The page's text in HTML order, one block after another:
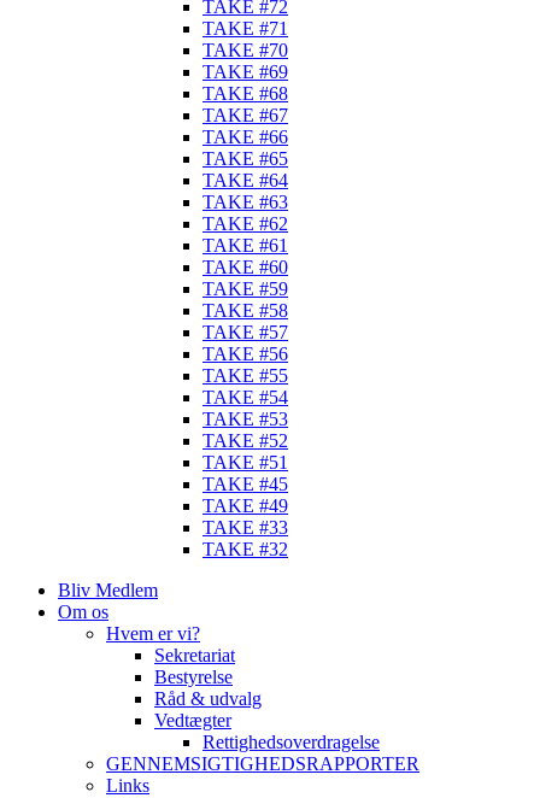
TAKE #72
TAKE #71
TAKE #70
TAKE #69
TAKE #68
TAKE #67
TAKE #66
TAKE #65
TAKE #64
TAKE #63
TAKE #62
TAKE #61
TAKE #60
TAKE #59
TAKE #58
TAKE #57
TAKE #56
TAKE #55
TAKE #54
TAKE #53
TAKE #52
TAKE #51
TAKE #45
TAKE #49
TAKE #33
TAKE #32
Bliv Medlem
Om os
Hvem er vi?
Sekretariat
Bestyrelse
Råd & udvalg
Vedtægter
Rettighedsoverdragelse
GENNEMSIGTIGHEDSRAPPORTER
Links